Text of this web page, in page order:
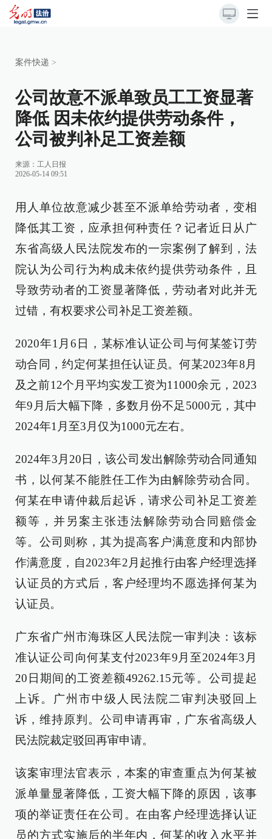
案件快递 >
公司故意不派单致员工工资显著
降低 因未依约提供劳动条件，
公司被判补足工资差额
来源： 工人日报
2026-05-14 09:51
用人单位故意减少甚至不派单给劳动者，变相
降低其工资，应承担何种责任？记者近日从广
东省高级人民法院发布的一宗案例了解到，法
院认为公司行为构成未依约提供劳动条件，且
导致劳动者的工资显著降低，劳动者对此并无
过错，有权要求公司补足工资差额。
2020年1月6日，某标准认证公司与何某签订劳
动合同，约定何某担任认证员。何某2023年8月
及之前12个月平均实发工资为11000余元，2023
年9月后大幅下降，多数月份不足5000元，其中
2024年1月至3月仅为1000元左右。
2024年3月20日，该公司发出解除劳动合同通知
书，以何某不能胜任工作为由解除劳动合同。
何某在申请仲裁后起诉，请求公司补足工资差
额等，并另案主张违法解除劳动合同赔偿金
等。公司则称，其为提高客户满意度和内部协
作满意度，自2023年2月起推行由客户经理选择
认证员的方式后，客户经理均不愿选择何某为
认证员。
广东省广州市海珠区人民法院一审判决：该标
准认证公司向何某支付2023年9月至2024年3月
20日期间的工资差额49262.15元等。公司提起
上诉。广州市中级人民法院二审判决驳回上
诉，维持原判。公司申请再审，广东省高级人
民法院裁定驳回再审申请。
该案审理法官表示，本案的审查重点为何某被
派单量显著降低，工资大幅下降的原因，该事
项的举证责任在公司。在由客户经理选择认证
员的方式实施后的半年内，何某的收入水平并